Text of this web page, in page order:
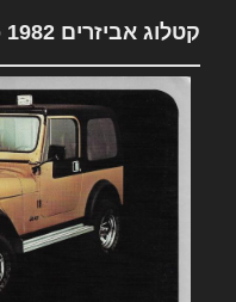
קטלוג אביזרים 1982 Jeep